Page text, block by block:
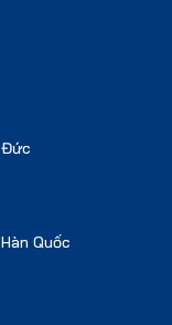
Đức
Hàn Quốc